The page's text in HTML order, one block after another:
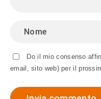
Do il mio consenso
email, sito web) per il